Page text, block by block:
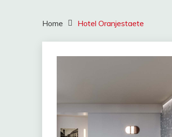
Home Hotel Oranjestaete